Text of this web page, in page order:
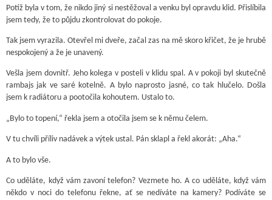
Potíž byla v tom, že nikdo jiný si nestěžoval a venku byl opravdu klid. Přislíbila
jsem tedy, že to půjdu zkontrolovat do pokoje.
Tak jsem vyrazila. Otevřel mi dveře, začal zas na mě skoro křičet, že je hrubě
nespokojený a že je unavený.
Vešla jsem dovnitř. Jeho kolega v posteli v klidu spal. A v pokoji byl skutečně
rambajs jak ve saré kotelně. A bylo naprosto jasné, co tak hlučelo. Došla
jsem k radiátoru a pootočila kohoutem. Ustalo to.
„Bylo to topení,“ řekla jsem a otočila jsem se k němu čelem.
V tu chvíli příliv nadávek a výtek ustal. Pán sklapl a řekl akorát: „Aha.“
A to bylo vše.
Co uděláte, když vám zavoní telefon? Vezmete ho. A co uděláte, když vám
někdo v noci do telefonu řekne, ať se nedíváte na kamery? Podíváte se